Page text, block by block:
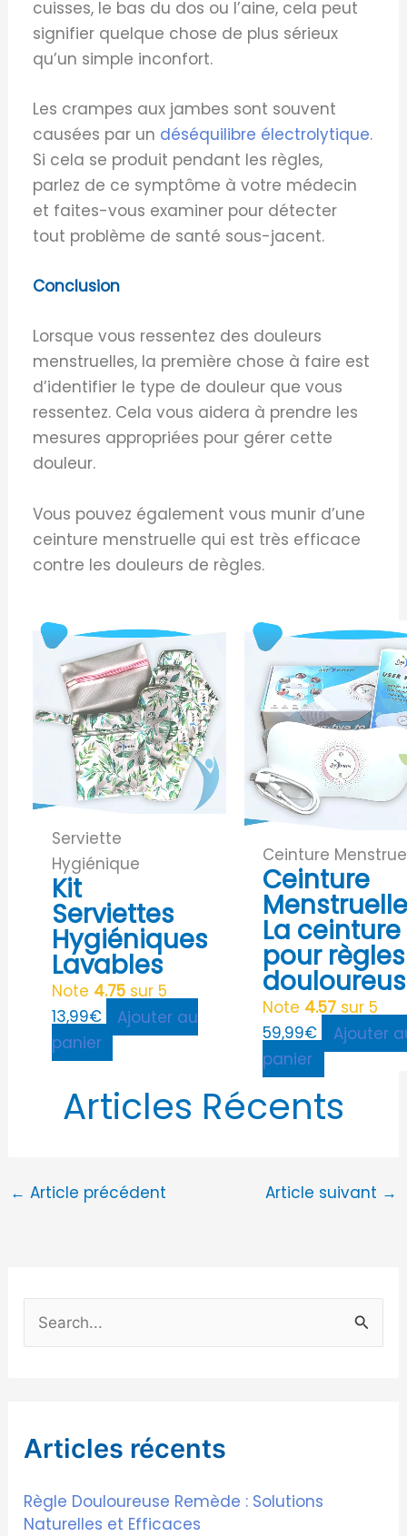
cuisses, le bas du dos ou l’aine, cela peut
signifier quelque chose de plus sérieux
qu’un simple inconfort.
Les crampes aux jambes sont souvent
causées par un déséquilibre électrolytique.
Si cela se produit pendant les règles,
parlez de ce symptôme à votre médecin
et faites-vous examiner pour détecter
tout problème de santé sous-jacent.
Conclusion
Lorsque vous ressentez des douleurs
menstruelles, la première chose à faire est
d’identifier le type de douleur que vous
ressentez. Cela vous aidera à prendre les
mesures appropriées pour gérer cette
douleur.
Vous pouvez également vous munir d’une
ceinture menstruelle qui est très efficace
contre les douleurs de règles.
Serviette
Hygiénique
Kit
Serviettes
Hygiéniques
Lavables
Note 4.75sur 5
13,99€
Ajouter au
panier
Ceinture
Ceinture
La ceinture
pour règles
Note 4.57 sur 5
59,99€
Ajouter
panier
Articles Récents
← Article précédent Article suivant →
e
c
Articles récents
Règle Douloureuse Remède : Solutions
Naturelles et Efficaces